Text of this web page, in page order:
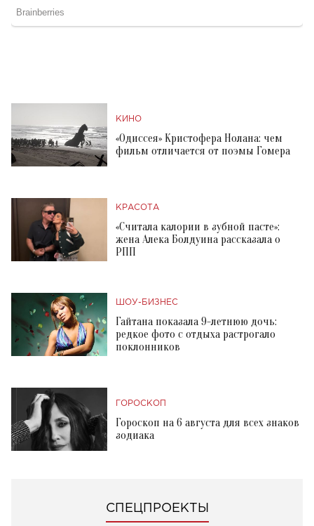
КИНО
«Одиссея» Кристофера Нолана: чем
фильм отличается от поэмы Гомера
КРАСОТА
«Считала калории в зубной пасте»:
жена Алека Болдуина рассказала о
РПП
ШОУ-БИЗНЕС
Гайтана показала 9-летнюю дочь:
редкое фото с отдыха растрогало
поклонников
ГОРОСКОП
Гороскоп на 6 августа для всех знаков
зодиака
СПЕЦПРОЕКТЫ